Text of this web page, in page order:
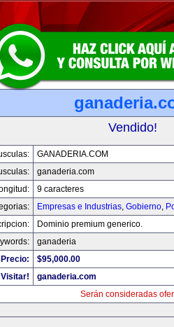
Vendido!
GANADERIA.COM
ganaderia.com
9 caracteres
Empresas e Industrias, Gobierno,
Dominio premium generico.
ganaderia
Precio:
$95,000.00
Visitar!
ganaderia.com
Serán consideradas